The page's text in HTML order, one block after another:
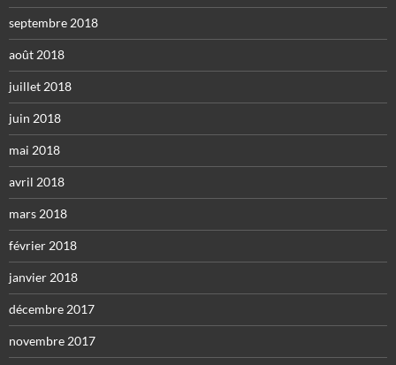
septembre 2018
août 2018
juillet 2018
juin 2018
mai 2018
avril 2018
mars 2018
février 2018
janvier 2018
décembre 2017
novembre 2017